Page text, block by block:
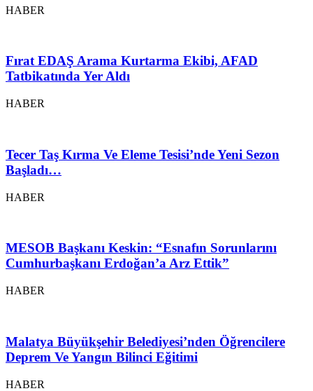
HABER
Fırat EDAŞ Arama Kurtarma Ekibi, AFAD
Tatbikatında Yer Aldı
HABER
Tecer Taş Kırma Ve Eleme Tesisi’nde Yeni Sezon
Başladı…
HABER
MESOB Başkanı Keskin: “Esnafın Sorunlarını
Cumhurbaşkanı Erdoğan’a Arz Ettik”
HABER
Malatya Büyükşehir Belediyesi’nden Öğrencilere
Deprem Ve Yangın Bilinci Eğitimi
HABER